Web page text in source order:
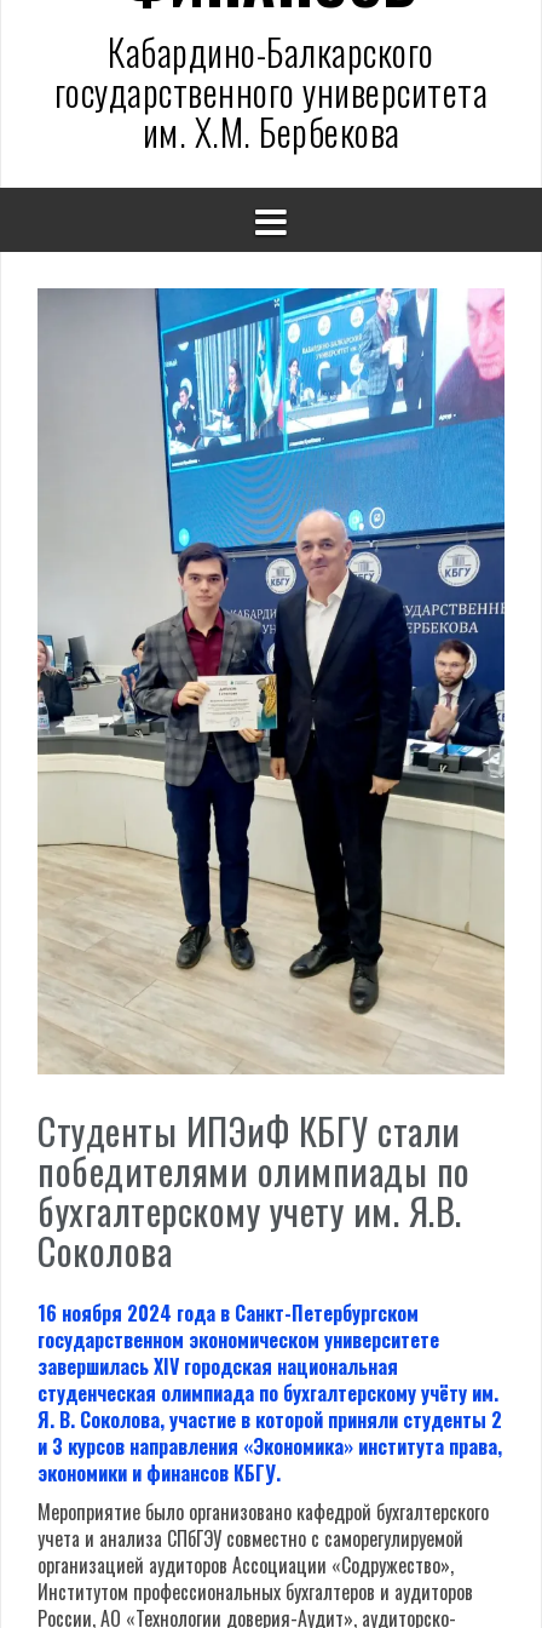
Кабардино-Балкарского
государственного университета
им. Х.М. Бербекова
Студенты ИПЭиФ КБГУ стали
победителями олимпиады по
бухгалтерскому учету им. Я.В.
Соколова
16 ноября 2024 года в Санкт-Петербургском
государственном экономическом университете
завершилась XIV городская национальная
студенческая олимпиада по бухгалтерскому учёту им.
Я. В. Соколова, участие в которой приняли студенты 2
и 3 курсов направления «Экономика» института права,
экономики и финансов КБГУ.
Мероприятие было организовано кафедрой бухгалтерского
учета и анализа СПбГЭУ совместно с саморегулируемой
организацией аудиторов Ассоциации «Содружество»,
Институтом профессиональных бухгалтеров и аудиторов
России,АО «Технологии доверия-Аудит», аудиторско-